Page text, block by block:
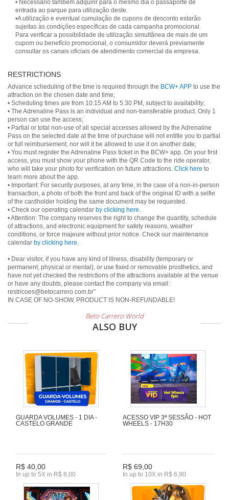
• Necessário também adquirir para o mesmo dia o passaporte de
entrada ao parque para utilização deste.
•A utilização e eventual cumulação de cupons de desconto estarão
sujeitas às condições específicas de cada campanha promocional.
Para verificar a possibilidade de utilização simultânea de mais de um
cupom ou benefício promocional, o consumidor deverá previamente
consultar os canais oficiais de atendimento comercial da empresa.
RESTRICTIONS
Advance scheduling of the time is required through the BCW+ APP to use the
attraction on the chosen date and time;
• Scheduling times are from 10:15 AM to 5:30 PM, subject to availability;
• The Adrenaline Pass is an individual and non-transferable product. Only 1
person can use the access;
• Partial or total non-use of all special accesses allowed by the Adrenaline
Pass on the selected date at the time of purchase will not entitle you to partial
or full reimbursement, nor will it be allowed to use it on another date;
• You must register the Adrenaline Pass ticket in the BCW+ app. On your first
access, you must show your phone with the QR Code to the ride operator,
who will take your photo for verification on future attractions. Click here to
learn more about the app.
• Important: For security purposes, at any time, in the case of a non-in-person
transaction, a photo of both the front and back of the original ID with a selfie
of the cardholder holding the same document may be requested.
• Check our operating calendar by clicking here.
• Attention: The company reserves the right to change the quantity, schedule
of attractions, and electronic equipment for safety reasons, weather
conditions, or force majeure without prior notice. Check our maintenance
calendar by clicking here.
• Dear visitor, if you have any kind of illness, disability (temporary or
permanent, physical or mental), or use fixed or removable prosthetics, and
have not yet checked the restrictions of the attractions available at the venue
or have any doubts, please contact the company via email:
restricoes@betocarrero.com.br”
IN CASE OF NO-SHOW, PRODUCT IS NON-REFUNDABLE!
Beto Carrero World
ALSO BUY
GUARDA VOLUMES - 1 DIA -
CASTELO GRANDE
R$ 40,00
In up to 5X in R$ 8,00
ACESSO VIP 3ª SESSÃO - HOT
WHEELS - 17H30
R$ 69,00
In up to 10X in R$ 6,90